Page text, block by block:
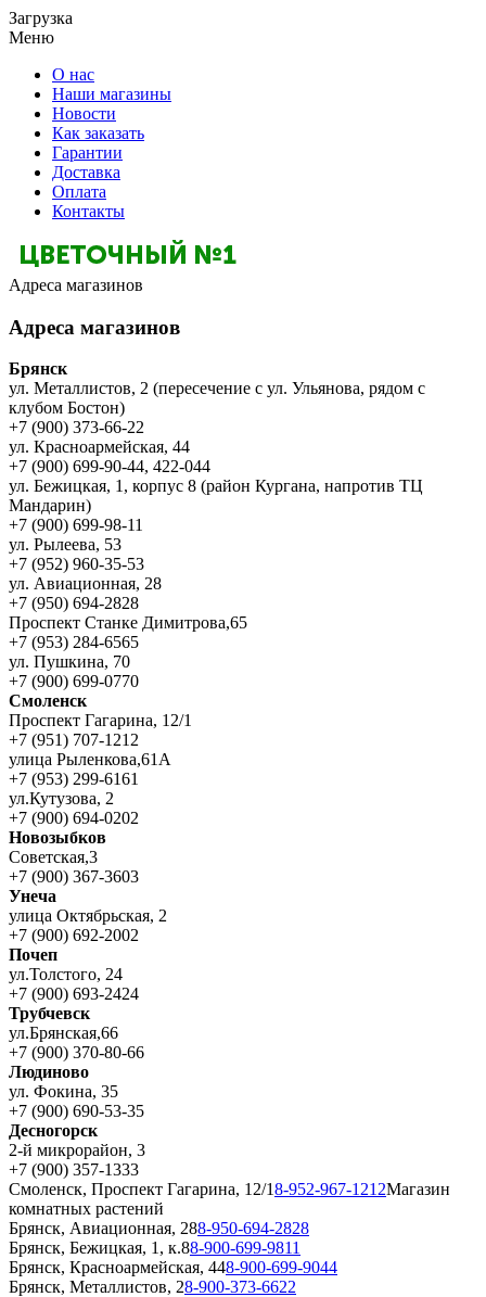
Загрузка
Меню
О нас
Наши магазины
Новости
Как заказать
Гарантии
Доставка
Оплата
Контакты
Адреса магазинов
Адреса магазинов
Брянск
ул. Металлистов, 2 (пересечение с ул. Ульянова, рядом с
клубом Бостон)
+7 (900) 373-66-22
ул. Красноармейская, 44
+7 (900) 699-90-44, 422-044
ул. Бежицкая, 1, корпус 8 (район Кургана, напротив ТЦ
Мандарин)
+7 (900) 699-98-11
ул. Рылеева, 53
+7 (952) 960-35-53
ул. Авиационная, 28
+7 (950) 694-2828
Проспект Станке Димитрова,65
+7 (953) 284-6565
ул. Пушкина, 70
+7 (900) 699-0770
Смоленск
Проспект Гагарина, 12/1
+7 (951) 707-1212
улица Рыленкова,61А
+7 (953) 299-6161
ул.Кутузова, 2
+7 (900) 694-0202
Новозыбков
Советская,3
+7 (900) 367-3603
Унеча
улица Октябрьская, 2
+7 (900) 692-2002
Почеп
ул.Толстого, 24
+7 (900) 693-2424
Трубчевск
ул.Брянская,66
+7 (900) 370-80-66
Людиново
ул. Фокина, 35
+7 (900) 690-53-35
Десногорск
2-й микрорайон, 3
+7 (900) 357-1333
Смоленск, Проспект Гагарина, 12/18-952-967-1212Магазин
комнатных растений
Брянск, Авиационная, 288-950-694-2828
Брянск, Бежицкая, 1, к.88-900-699-9811
Брянск, Красноармейская, 448-900-699-9044
Брянск, Металлистов, 28-900-373-6622